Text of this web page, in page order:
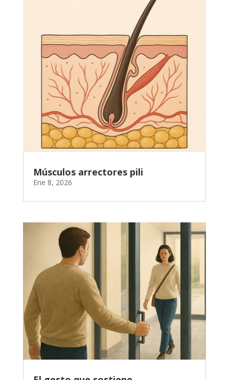
Músculos arrectores pili
Ene 8, 2026